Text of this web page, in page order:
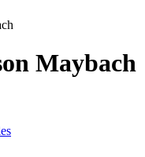
Maybach